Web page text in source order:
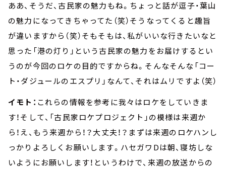
ああ、そうだ、古民家の魅力もね。ちょっと話が逗子・葉山
の魅力になってきちゃってた（笑）そうなってくると趣旨
が違いますから（笑）そもそもは、私がいいな行きたいなと
思った「港の灯り」という古民家の魅力をお届けするとい
うのが今回のロケの目的ですからね。そんなそんな「コー
ト・ダジュールのエスプリ」なんて、それはムリですよ（笑）
イモト： これらの情報を参考に我々はロケをしていきま
す！そして、「古民家ロケプロジェクト」の模様は来週か
ら！え、もう来週から！？大丈夫！？まずは来週のロケハンし
っかりよろしくお願いします。ハセガワDは朝、寝坊しな
いようにお願いします！というわけで、来週の放送からの